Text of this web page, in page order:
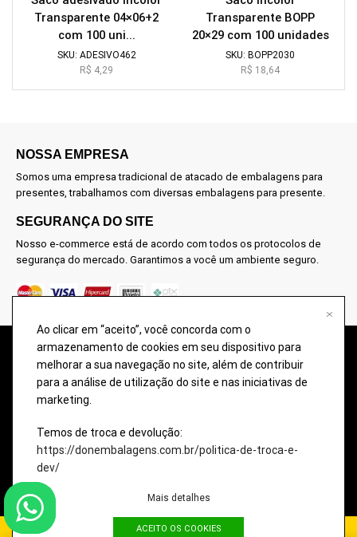
Transparente 04×06+2
com 100 uni...
SKU: ADESIVO462
R$ 4,29
Transparente BOPP
20×29 com 100 unidades
SKU: BOPP2030
R$ 18,64
NOSSA EMPRESA
Somos uma empresa tradicional de atacado de embalagens para
presentes, trabalhamos com diversas embalagens para presente.
SEGURANÇA DO SITE
Nosso e-commerce está de acordo com todos os protocolos de
segurança do mercado. Garantimos a você um ambiente seguro.
@2026 – TODOS OS DIREITOS RESERVADOS À DON EMBALAGENS –
COMÉRCIO DE EMBALAGENS PARA PRESENTES. Imagens meramente
ilustrativas, qualquer semelhança é uma mera coincidência.
estoque da loja física. Eventuais promoções, descontos e prazos de
pagamento expostos aqui são válidos apenas para compras via internet.
Imagens meramente ilustrativas, qualquer semelhança é uma mera
coincidência.
Ao clicar em “aceito”, você concorda com o
armazenamento de cookies em seu dispositivo para
melhorar a sua navegação no site, além de contribuir
para a análise de utilização do site e nas iniciativas de
marketing.
Temos de troca e devolução:
https://donembalagens.com.br/politica-de-troca-e-
dev/
Mais detalhes
ACEITO OS COOKIES